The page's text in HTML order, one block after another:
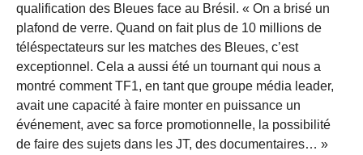
qualification des Bleues face au Brésil. « On a brisé un
plafond de verre. Quand on fait plus de 10 millions de
téléspectateurs sur les matches des Bleues, c’est
exceptionnel. Cela a aussi été un tournant qui nous a
montré comment TF1, en tant que groupe média leader,
avait une capacité à faire monter en puissance un
événement, avec sa force promotionnelle, la possibilité
de faire des sujets dans les JT, des documentaires… »